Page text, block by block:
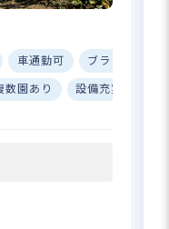
」より徒歩
庭、大きな
動物園も！
～、フルタイ
車通勤可 ブランクOK
数園あり 設備充実